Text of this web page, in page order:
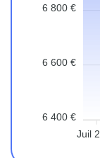
6 800 €
6 600 €
6 400 €
Juil